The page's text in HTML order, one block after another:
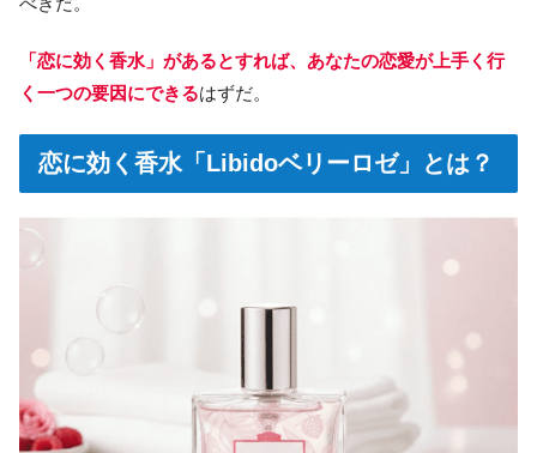
「恋に効く香水」があるとすれば、あなたの恋愛が上手く行
く一つの要因にできるはずだ。
恋に効く香水「Libidoベリーロゼ」とは？